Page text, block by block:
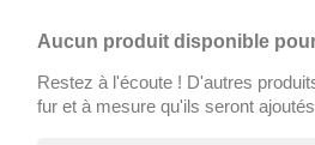
Aucun produit disponible
Restez à l'écoute ! D'autres
fur et à mesure qu'ils seront